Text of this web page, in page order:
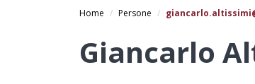
Home Persone
Giancarlo